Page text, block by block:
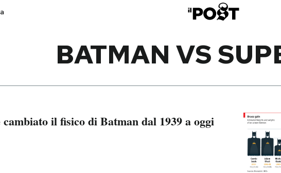
BATMAN VS
cambiato il fisico di Batman dal 1939 a oggi